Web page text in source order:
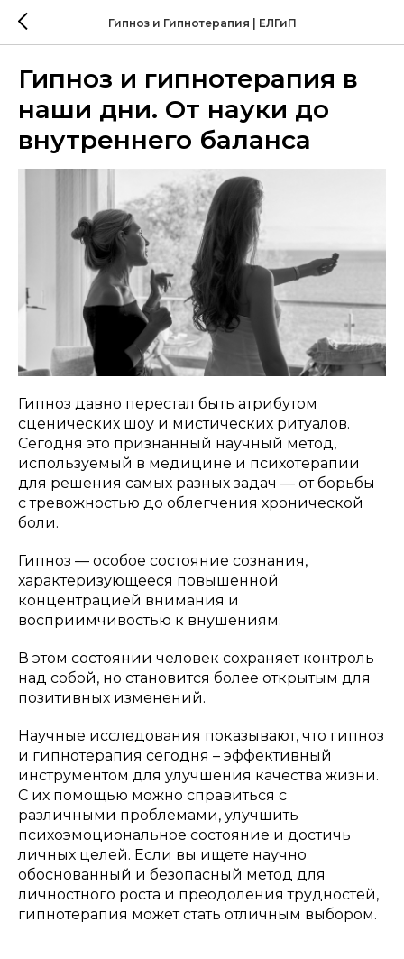
Гипноз и Гипнотерапия | ЕЛГиП
Гипноз и гипнотерапия в
наши дни. От науки до
внутреннего баланса
Гипноз давно перестал быть атрибутом
сценических шоу и мистических ритуалов.
Сегодня это признанный научный метод,
используемый в медицине и психотерапии
для решения самых разных задач — от борьбы
с тревожностью до облегчения хронической
боли.
Гипноз — особое состояние сознания,
характеризующееся повышенной
концентрацией внимания и
восприимчивостью к внушениям.
В этом состоянии человек сохраняет контроль
над собой, но становится более открытым для
позитивных изменений.
Научные исследования показывают, что гипноз
и гипнотерапия сегодня – эффективный
инструментом для улучшения качества жизни.
С их помощью можно справиться с
различными проблемами, улучшить
психоэмоциональное состояние и достичь
личных целей. Если вы ищете научно
обоснованный и безопасный метод для
личностного роста и преодоления трудностей,
гипнотерапия может стать отличным выбором.